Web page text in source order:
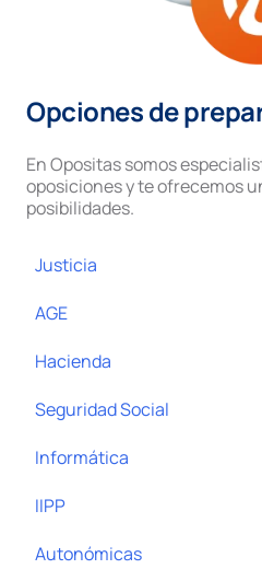
Opciones de
En Opositas somos
oposiciones y te ofrecemos
posibilidades.
Justicia
AGE
Hacienda
Seguridad Social
Informática
IIPP
Autonómicas